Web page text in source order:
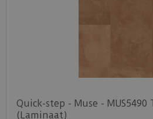
Quick-step - Muse - MUS5490
(Laminaat)